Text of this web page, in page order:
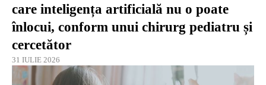
care inteligența artificială nu o poate
înlocui, conform unui chirurg pediatru și
cercetător
31 IULIE 2026